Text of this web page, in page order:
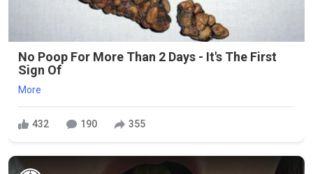
No Poop For More Than 2 Days - It's The First
Sign Of
More
432 190 355